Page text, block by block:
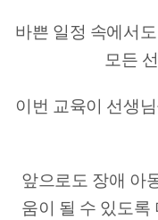
바쁜 일정 속에서
모든
이번 교육이 선생
앞으로도 장애 아
움이 될 수 있도록